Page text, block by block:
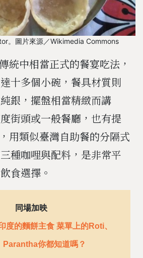
。圖片來源／Wikimedia Commons
統中相當正式的餐宴吃法，
十多個小碗，餐具材質則
銀，擺盤相當精緻而講
街頭或一般餐廳，也有提
用類似臺灣自助餐的分隔式
種咖哩與配料，是非常平
食選擇。
同場加映
度的麵餅主食 菜單上的Roti、
Parantha你都知道嗎？